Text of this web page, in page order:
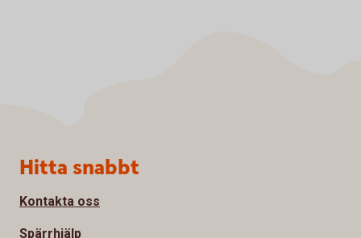
Sidfot
Hitta snabbt
Kontakta oss
Spärrhjälp